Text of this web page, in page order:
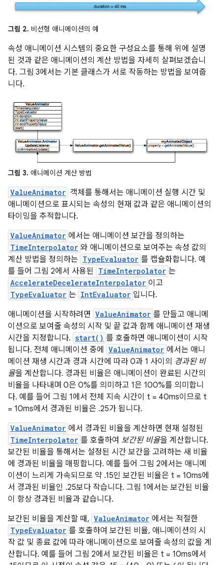
그림 2. 비선형 애니메이션의 예
속성 애니메이션 시스템의 중요한 구성요소를 통해 위에 설명
된 것과 같은 애니메이션의 계산 방법을 자세히 살펴보겠습니
다. 그림 3에서는 기본 클래스가 서로 작동하는 방법을 보여줍
니다.
그림 3. 애니메이션 계산 방법
ValueAnimator 객체를 통해서는 애니메이션 실행 시간 및
애니메이션으로 표시되는 속성의 현재 값과 같은 애니메이션의
타이밍을 추적합니다.
ValueAnimator 에서는 애니메이션 보간을 정의하는
TimeInterpolator 와 애니메이션으로 보여주는 속성 값의
계산 방법을 정의하는 TypeEvaluator 를 캡슐화합니다. 예
를 들어 그림 2에서 사용된
TimeInterpolator 는
AccelerateDecelerateInterpolator 이고
TypeEvaluator 는 IntEvaluator 입니다.
애니메이션을 시작하려면 ValueAnimator 를 만들고 애니메
이션으로 보여줄 속성의 시작 및 끝 값과 함께 애니메이션 재생
시간을 지정합니다. start() 를 호출하면 애니메이션이 시작
됩니다. 전체 애니메이션 중에
ValueAnimator 에서는 애니
메이션 재생 시간과 경과 시간에 따라 0과 1 사이의 경과된 비
율을 계산합니다. 경과된 비율은 애니메이션이 완료된 시간의
비율을 나타내며 0은 0%를 의미하고 1은 100%를 의미합니
다. 예를 들어 그림 1에서 전체 지속 시간이 t = 40ms이므로 t
= 10ms에서 경과된 비율은 .25가 됩니다.
ValueAnimator 에서 경과된 비율을 계산하면 현재 설정된
TimeInterpolator 를 호출하여 보간된 비율을 계산합니다.
보간된 비율을 통해서는 설정된 시간 보간을 고려하는 새 비율
에 경과된 비율을 매핑합니다. 예를 들어 그림 2에서는 애니메
이션이 느리게 가속되므로 약 .15인 보간된 비율은 t = 10ms에
서 경과된 비율인 .25보다 작습니다. 그림 1에서는 보간된 비율
이 항상 경과된 비율과 같습니다.
보간된 비율을 계산할 때, ValueAnimator 에서는 적절한
TypeEvaluator 를 호출하여 보간된 비율, 애니메이션의 시
작 값 및 종료 값에 따라 애니메이션으로 보여줄 속성의 값을 계
산합니다. 예를 들어 그림 2에서 보간된 비율은 t = 10ms에서